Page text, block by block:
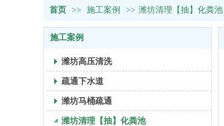
首页 >> 施工案例 >> 潍坊清理【抽】化粪池
施工案例
潍坊高压清洗
疏通下水道
潍坊马桶疏通
潍坊清理【抽】化粪池